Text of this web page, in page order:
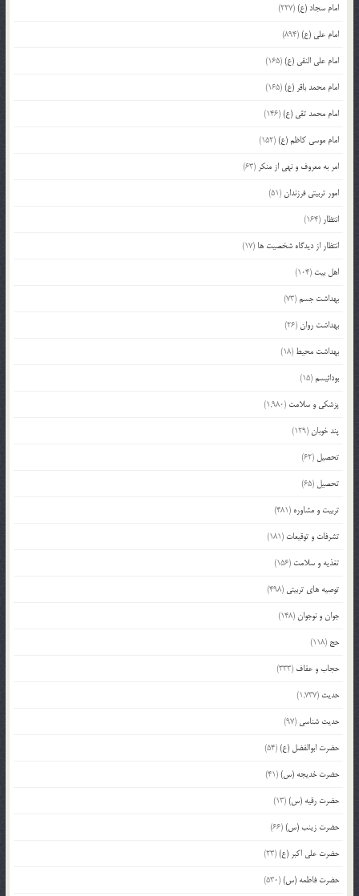
امام سجاد (ع)(227)
امام علی (ع)(894)
امام علی النقی (ع)(165)
امام محمد باقر (ع)(165)
امام محمد تقی (ع)(146)
امام موسی کاظم (ع)(152)
امر به معروف و نهی از منکر (63)
امور تربیتی فرزندان(51)
انتظار (164)
انتظار از دیدگاه شخصیت ها (17)
اهل بیت (104)
بهداشت جسم(73)
بهداشت روان(26)
بهداشت محیط (18)
بودائیسم(15)
پزشکی و سلامت (1,980)
پند خوبان(129)
تحصیل (62)
تحصیل (65)
تربیت و مشاوره (481)
تشرفات و توقیعات (181)
تغذیه و سلامت (156)
توصیه های تربیتی (498)
جوان و نوجوان(148)
حج (118)
حجاب و عفاف (333)
حدیث (1,737)
حدیث شناسی (97)
حضرت ابوالفضل (ع)(54)
حضرت خدیجه (س)(41)
حضرت رقیه (س)(13)
حضرت زینب (س)(66)
حضرت علی اکبر (ع)(23)
حضرت فاطمه (س)(530)